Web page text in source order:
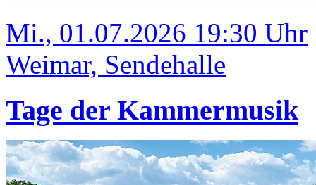
Mi., 01.07.2026 19:30 Uhr
Weimar, Sendehalle
Tage der Kammermusik